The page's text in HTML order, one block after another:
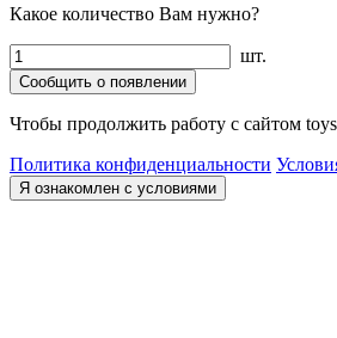
Какое количество Вам нужно?
шт.
Сообщить о появлении
Чтобы продолжить работу с сайтом
Политика конфиденциальности
Я ознакомлен с условиями